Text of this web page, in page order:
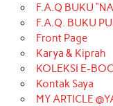
F.A.Q BUKU
F.A.Q. BUKU
Front Page
Karya & Kiprah
KOLEKSI E-
Kontak Saya
MY ARTICLE